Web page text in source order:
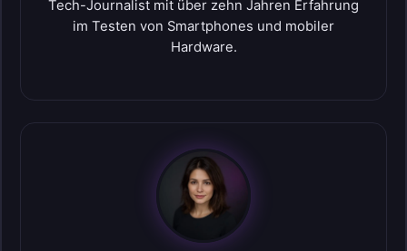
Tech-Journalist mit über zehn Jahren Erfahrung
im Testen von Smartphones und mobiler
Hardware.